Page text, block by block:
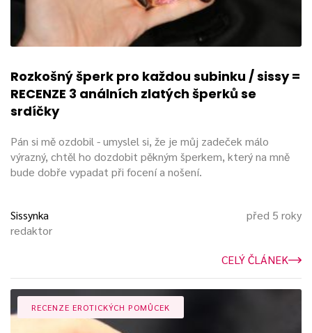
Rozkošný šperk pro každou subinku / sissy =
RECENZE 3 análních zlatých šperků se
srdíčky
Pán si mě ozdobil - umyslel si, že je můj zadeček málo
výrazný, chtěl ho dozdobit pěkným šperkem, který na mně
bude dobře vypadat při focení a nošení.
Sissynka
redaktor
před 5 roky
CELÝ ČLÁNEK
RECENZE EROTICKÝCH POMŮCEK